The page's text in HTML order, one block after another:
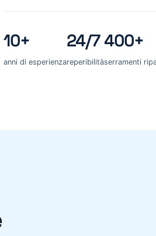
10+
anni di esperienza
24/7
reperibilità
400+
serramenti